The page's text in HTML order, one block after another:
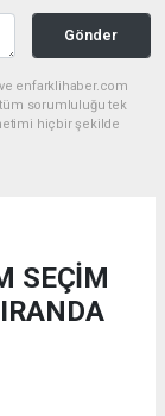
Gönder
enfarklihaber.com
tüm sorumluluğu tek
hiçbir şekilde
SEÇİM